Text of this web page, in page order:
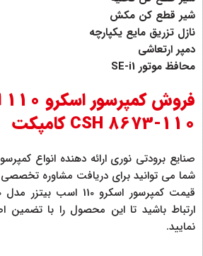
شیر قطع کن مکش
نازل تزریق مایع یکپارچه
دمپر ارتعاشی
محافظ موتور SE-i1
CSH 8673-110 کامپکت
صنایع برودتی نوری ارائه دهنده انواع
شما می توانید برای دریافت مشاوره تخصصی
ارتباط باشید تا این محصول را با تضمین
نمایید.